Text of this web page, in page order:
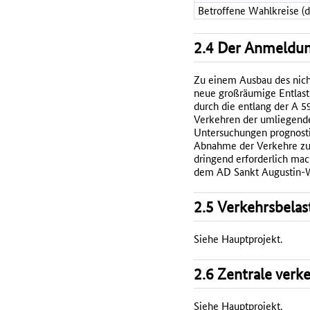
Betroffene Wahlkreise
2.4 Der
Zu einem Ausbau des
neue großräumige
durch die entlang der A
Verkehren der
Untersuchungen
Abnahme der Verkehre
dringend erforderlich
dem AD Sankt
2.5
Siehe Hauptprojekt.
2.6 Zentrale
Siehe Hauptprojekt.